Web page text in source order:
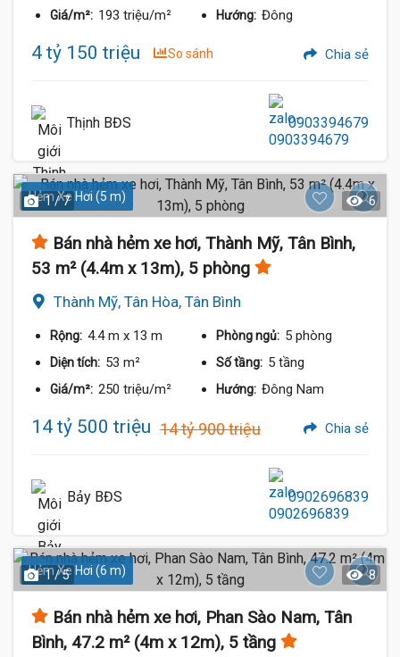
Giá/m²: 193 triệu/m² Hướng: Đông
4 tỷ 150 triệu So sánh Chia sẻ
Thịnh BĐS 0903394679
Hẻm Xe Hơi (5 m)
1 / 7 6
Bán nhà hẻm xe hơi, Thành Mỹ, Tân Bình,
53 m² (4.4m x 13m), 5 phòng
Thành Mỹ, Tân Hòa, Tân Bình
Rộng: 4.4 m x 13 m Phòng ngủ: 5 phòng
Diện tích: 53 m² Số tầng: 5 tầng
Giá/m²: 250 triệu/m² Hướng: Đông Nam
14 tỷ 500 triệu 14 tỷ 900 triệu Chia sẻ
Bảy BĐS 0902696839
Hẻm Xe Hơi (6 m)
1 / 5 8
Bán nhà hẻm xe hơi, Phan Sào Nam, Tân
Bình, 47.2 m² (4m x 12m), 5 tầng